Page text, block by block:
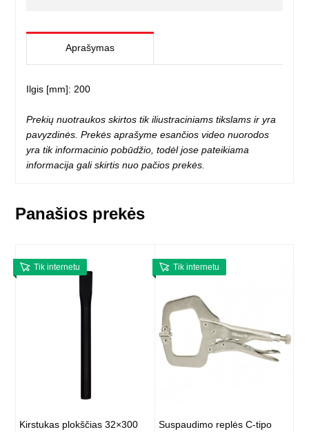
Aprašymas
Ilgis [mm]: 200
Prekių nuotraukos skirtos tik iliustraciniams tikslams ir yra
pavyzdinės. Prekės aprašyme esančios video nuorodos
yra tik informacinio pobūdžio, todėl jose pateikiama
informacija gali skirtis nuo pačios prekės.
Panašios prekės
Tik internetu
Kirstukas plokščias 32×300
Tik internetu
Suspaudimo replės C-tipo